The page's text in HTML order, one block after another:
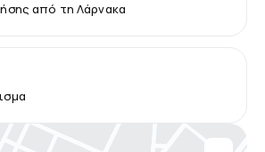
από τη Λάρνακα